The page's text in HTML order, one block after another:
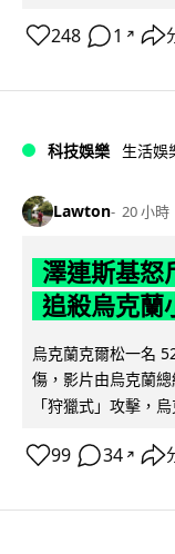
248 1 ↗
科技娛樂 生活娛
Lawton 20 小時
澤連斯基怒
追殺烏克蘭
烏克蘭克爾松一名
傷，影片由烏克蘭
「狩獵式」攻擊，
99 34 ↗